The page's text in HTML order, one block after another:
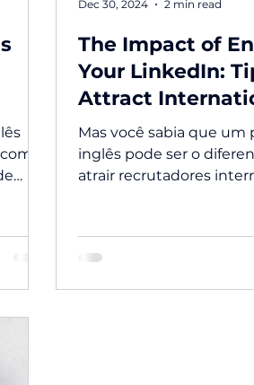
The Impact of
Your LinkedIn:
Attract
Recruiters
Mas você sabia que um
inglês pode ser o
atrair recrutadores
Dec 30, 2024 2 min read